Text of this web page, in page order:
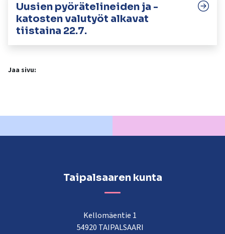
Uusien pyörätelineiden ja -
katosten valutyöt alkavat
tiistaina 22.7.
Jaa sivu:
Taipalsaaren kunta
Kellomäentie 1
54920 TAIPALSAARI